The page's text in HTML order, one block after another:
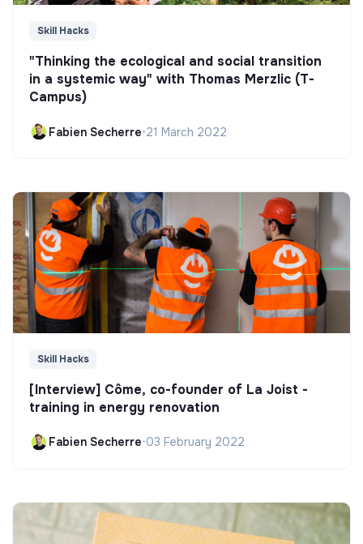
Skill Hacks
"Thinking the ecological and social transition
in a systemic way" with Thomas Merzlic (T-
Campus)
Fabien Secherre•21 March 2022
Skill Hacks
[Interview] Côme, co-founder of La Joist -
training in energy renovation
Fabien Secherre•03 February 2022